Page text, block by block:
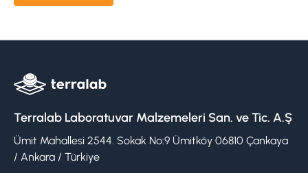
Terralab Laboratuvar Malzemeleri San. ve Tic. A.Ş
Ümit Mahallesi 2544. Sokak No:9 Ümitköy 06810 Çankaya
/ Ankara / Türkiye